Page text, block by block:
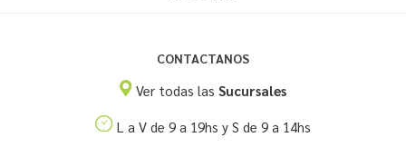
CONTACTANOS
Ver todas las Sucursales
L a V de 9 a 19hs y S de 9 a 14hs